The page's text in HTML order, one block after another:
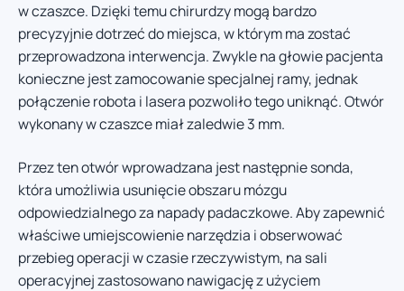
w czaszce. Dzięki temu chirurdzy mogą bardzo
precyzyjnie dotrzeć do miejsca, w którym ma zostać
przeprowadzona interwencja. Zwykle na głowie pacjenta
konieczne jest zamocowanie specjalnej ramy, jednak
połączenie robota i lasera pozwoliło tego uniknąć. Otwór
wykonany w czaszce miał zaledwie 3 mm.
Przez ten otwór wprowadzana jest następnie sonda,
która umożliwia usunięcie obszaru mózgu
odpowiedzialnego za napady padaczkowe. Aby zapewnić
właściwe umiejscowienie narzędzia i obserwować
przebieg operacji w czasie rzeczywistym, na sali
operacyjnej zastosowano nawigację z użyciem